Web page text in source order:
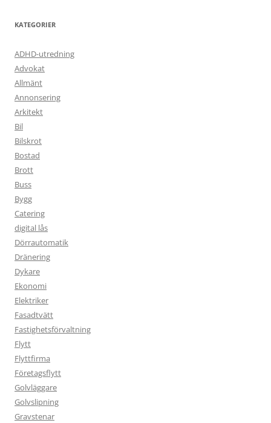
KATEGORIER
ADHD-utredning
Advokat
Allmänt
Annonsering
Arkitekt
Bil
Bilskrot
Bostad
Brott
Buss
Bygg
Catering
digital lås
Dörrautomatik
Dränering
Dykare
Ekonomi
Elektriker
Fasadtvätt
Fastighetsförvaltning
Flytt
Flyttfirma
Företagsflytt
Golvläggare
Golvslipning
Gravstenar